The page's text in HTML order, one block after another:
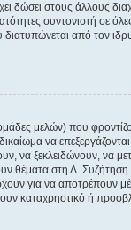
δώσει στους άλλους
συντονιστή σε
διατυπώνεται από τον
μελών) που
να
να ξεκλειδώνουν, να
θέματα στη Δ.
για να αποτρέπουν
καταχρηστικό ή